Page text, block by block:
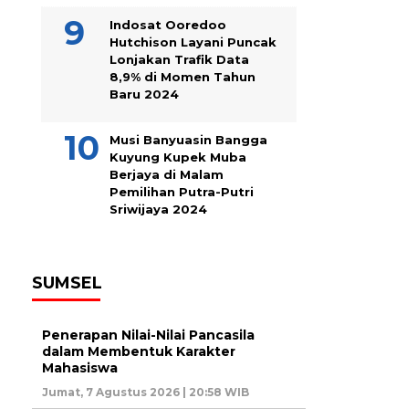
Indosat Ooredoo
Hutchison Layani Puncak
Lonjakan Trafik Data
8,9% di Momen Tahun
Baru 2024
Musi Banyuasin Bangga
Kuyung Kupek Muba
Berjaya di Malam
Pemilihan Putra-Putri
Sriwijaya 2024
SUMSEL
Penerapan Nilai-Nilai Pancasila
dalam Membentuk Karakter
Mahasiswa
Jumat, 7 Agustus 2026 | 20:58 WIB